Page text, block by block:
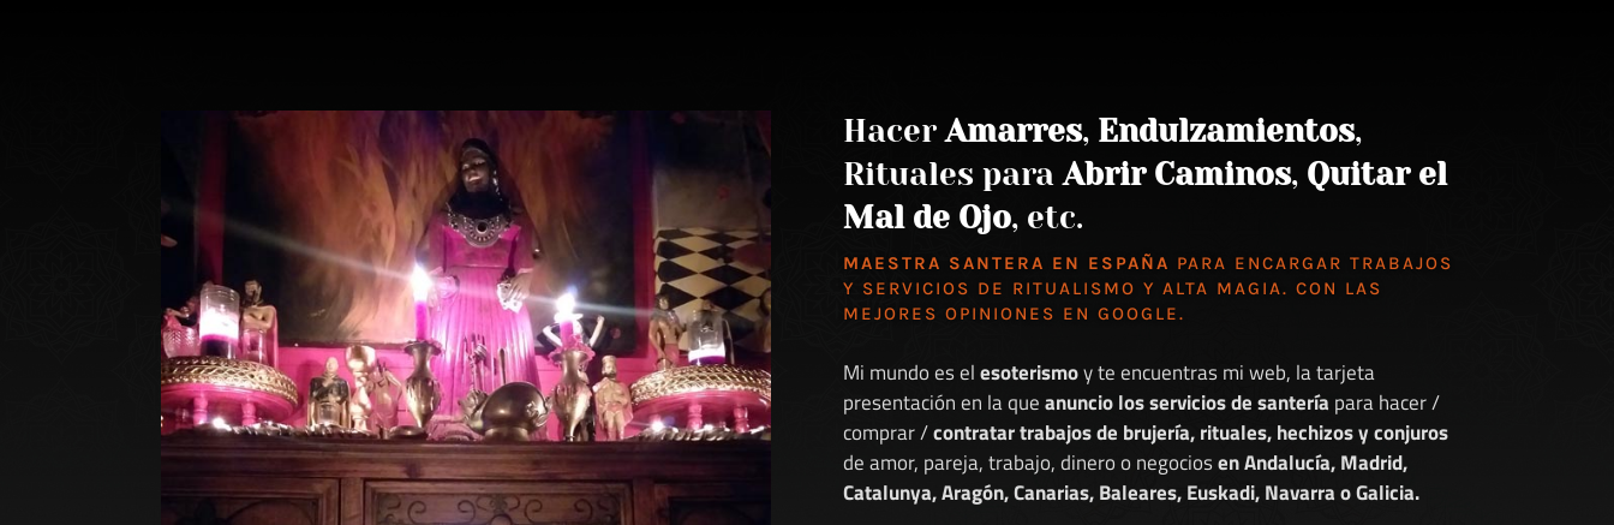
HacerAmarres, Endulzamientos,
Rituales paraAbrir Caminos, Quitar el
Mal de Ojo, etc.
MAESTRA SANTERA EN ESPAÑA PARA ENCARGAR TRABAJOS
Y SERVICIOS DE RITUALISMO Y ALTA MAGIA. CON LAS
MEJORES OPINIONES EN GOOGLE.
Mi mundo es elesoterismoy te encuentras mi web, la tarjeta
presentación en la queanuncio los servicios de santería para hacer /
comprar /contratar trabajos de brujería, rituales, hechizos y conjuros
de amor, pareja, trabajo, dinero o negociosen Andalucía, Madrid,
Catalunya, Aragón, Canarias, Baleares, Euskadi, Navarra o Galicia.